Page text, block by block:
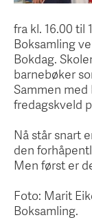
fra kl. 16.00 til
Boksamling
Bokdag.
barnebøker
Sammen
fredagskveld
Nå står snart
den
Men først er
Foto: Marit
Boksamling.